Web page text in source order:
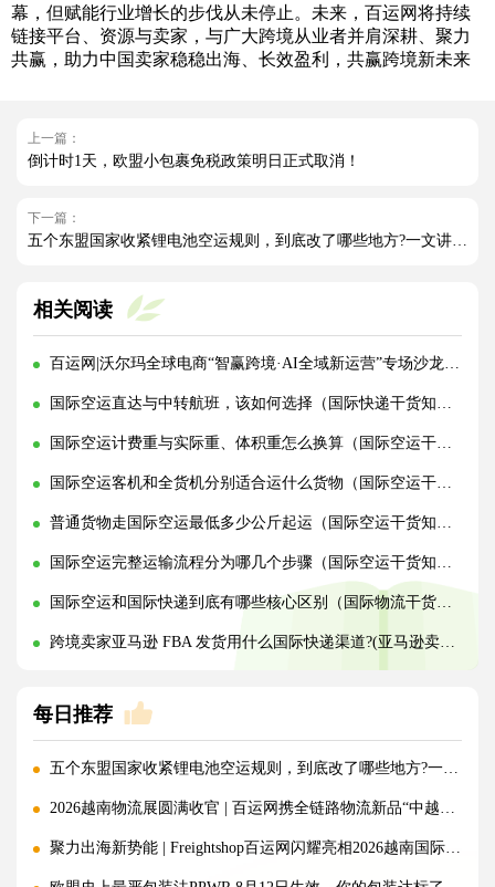
幕，但赋能行业增长的步伐从未停止。未来，百运网将持续
链接平台、资源与卖家，与广大跨境从业者并肩深耕、聚力
共赢，助力中国卖家稳稳出海、长效盈利，共赢跨境新未来
上一篇：
倒计时1天，欧盟小包裹免税政策明日正式取消！
下一篇：
五个东盟国家收紧锂电池空运规则，到底改了哪些地方?一文讲清!
相关阅读
百运网|沃尔玛全球电商“智赢跨境·AI全域新运营”专场沙龙圆满收官!
国际空运直达与中转航班，该如何选择（国际快递干货知识分享）
国际空运计费重与实际重、体积重怎么换算（国际空运干货知识分享）
国际空运客机和全货机分别适合运什么货物（国际空运干货知识分享）
普通货物走国际空运最低多少公斤起运（国际空运干货知识分享）
国际空运完整运输流程分为哪几个步骤（国际空运干货知识分享）
国际空运和国际快递到底有哪些核心区别（国际物流干货知识分享）
跨境卖家亚马逊 FBA 发货用什么国际快递渠道?(亚马逊卖家必看篇)
每日推荐
五个东盟国家收紧锂电池空运规则，到底改了哪些地方?一文讲清!
2026越南物流展圆满收官 | 百运网携全链路物流新品“中越美专线”强势出圈！
聚力出海新势能 | Freightshop百运网闪耀亮相2026越南国际物流展